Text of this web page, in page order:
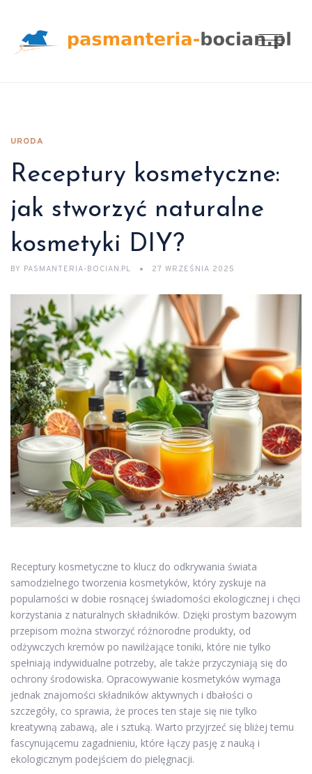
URODA
Receptury kosmetyczne:
jak stworzyć naturalne
kosmetyki DIY?
BY PASMANTERIA-BOCIAN.PL 27 WRZEŚNIA 2025
Receptury kosmetyczne to klucz do odkrywania świata
samodzielnego tworzenia kosmetyków, który zyskuje na
popularności w dobie rosnącej świadomości ekologicznej i chęci
korzystania z naturalnych składników. Dzięki prostym bazowym
przepisom można stworzyć różnorodne produkty, od
odżywczych kremów po nawilżające toniki, które nie tylko
spełniają indywidualne potrzeby, ale także przyczyniają się do
ochrony środowiska. Opracowywanie kosmetyków wymaga
jednak znajomości składników aktywnych i dbałości o
szczegóły, co sprawia, że proces ten staje się nie tylko
kreatywną zabawą, ale i sztuką. Warto przyjrzeć się bliżej temu
fascynującemu zagadnieniu, które łączy pasję z nauką i
ekologicznym podejściem do pielęgnacji.